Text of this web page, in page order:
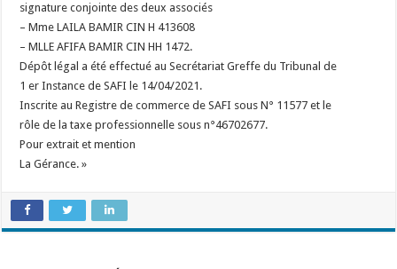
signature conjointe des deux associés
– Mme LAILA BAMIR CIN H 413608
– MLLE AFIFA BAMIR CIN HH 1472.
Dépôt légal a été effectué au Secrétariat Greffe du Tribunal de
1 er Instance de SAFI le 14/04/2021.
Inscrite au Registre de commerce de SAFI sous N° 11577 et le
rôle de la taxe professionnelle sous n°46702677.
Pour extrait et mention
La Gérance. »